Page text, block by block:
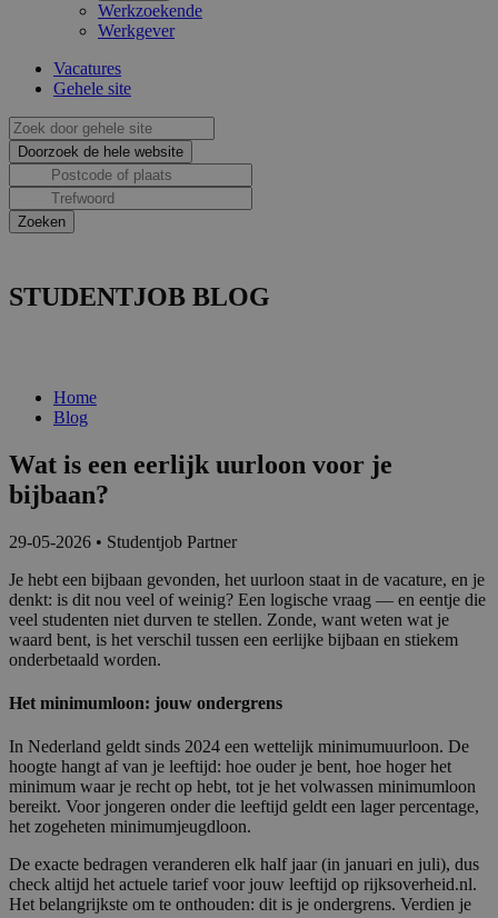
Werkzoekende
Werkgever
Vacatures
Gehele site
STUDENTJOB BLOG
Home
Blog
Wat is een eerlijk uurloon voor je
bijbaan?
29-05-2026 • Studentjob Partner
Je hebt een bijbaan gevonden, het uurloon staat in de vacature, en je
denkt: is dit nou veel of weinig? Een logische vraag — en eentje die
veel studenten niet durven te stellen. Zonde, want weten wat je
waard bent, is het verschil tussen een eerlijke bijbaan en stiekem
onderbetaald worden.
Het minimumloon: jouw ondergrens
In Nederland geldt sinds 2024 een wettelijk minimumuurloon. De
hoogte hangt af van je leeftijd: hoe ouder je bent, hoe hoger het
minimum waar je recht op hebt, tot je het volwassen minimumloon
bereikt. Voor jongeren onder die leeftijd geldt een lager percentage,
het zogeheten minimumjeugdloon.
De exacte bedragen veranderen elk half jaar (in januari en juli), dus
check altijd het actuele tarief voor jouw leeftijd op rijksoverheid.nl.
Het belangrijkste om te onthouden: dit is je ondergrens. Verdien je